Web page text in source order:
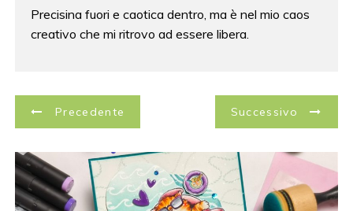
Precisina fuori e caotica dentro, ma è nel mio caos
creativo che mi ritrovo ad essere libera.
N
a
v
Precedente Successivo